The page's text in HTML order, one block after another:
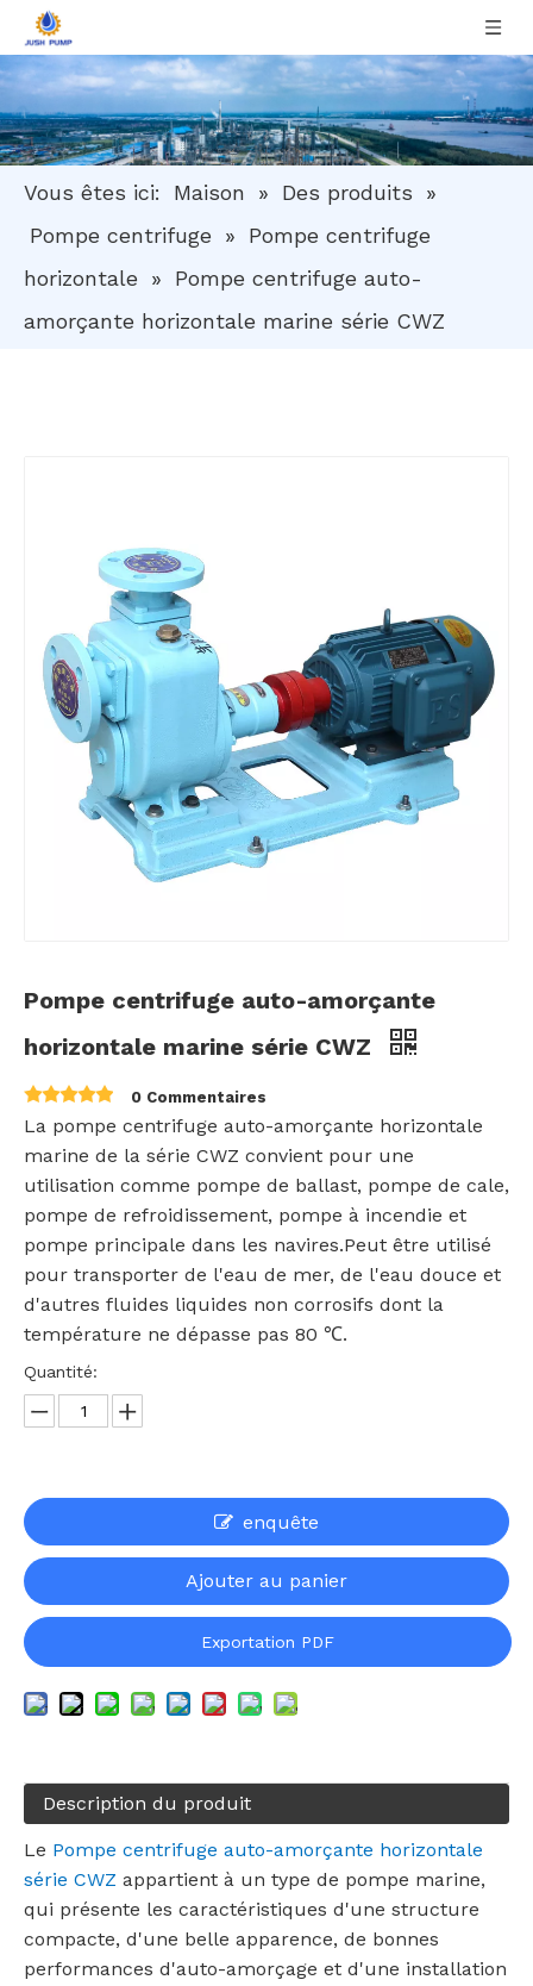
Vous êtes ici: Maison » Des produits
»
Pompe centrifuge
»
Pompe centrifuge
horizontale
»
Pompe centrifuge auto-
amorçante horizontale marine série CWZ
Pompe centrifuge auto-amorçante
horizontale marine série CWZ
0 Commentaires
La pompe centrifuge auto-amorçante horizontale
marine de la série CWZ convient pour une
utilisation comme pompe de ballast, pompe de cale,
pompe de refroidissement, pompe à incendie et
pompe principale dans les navires.Peut être utilisé
pour transporter de l'eau de mer, de l'eau douce et
d'autres fluides liquides non corrosifs dont la
température ne dépasse pas 80 ℃.
Quantité:
enquête
Ajouter au panier
Exportation PDF
Description du produit
Le Pompe centrifuge auto-amorçante horizontale
série CWZ appartient à un type de pompe marine,
qui présente les caractéristiques d'une structure
compacte, d'une belle apparence, de bonnes
performances d'auto-amorçage et d'une installation